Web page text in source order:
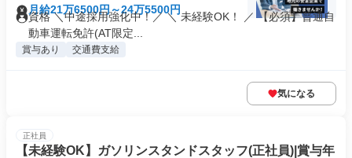
月給21万6500円～24万5500円
資格 ＼中途採用強化中！／ ＼ 未経験OK！ ／ 【必須】普通自
動車運転免許(AT限定...
賞与あり 交通費支給
気になる
正社員
【未経験OK】ガソリンスタンドスタッフ(正社員)|賞与年